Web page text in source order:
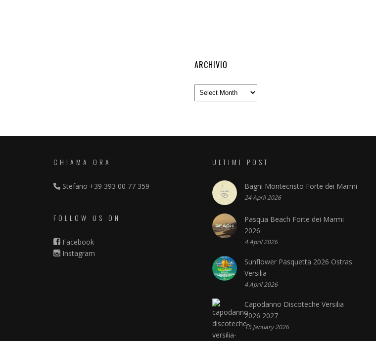
ARCHIVIO
Archivio
CHIAMA ORA
Stefano +39 393 00 77 359
FOLLOW US ON
Facebook
Instagram
ULTIMI POST
Bagni Montecristo Forte dei Marmi
24 April 2026
Pasqua Beach Forte dei Marmi
2026
4 April 2026
Sunflower Pasquetta 2026 Ostras
Versilia
4 April 2026
Capodanno Discoteche Versilia
2026 2027
15 January 2026